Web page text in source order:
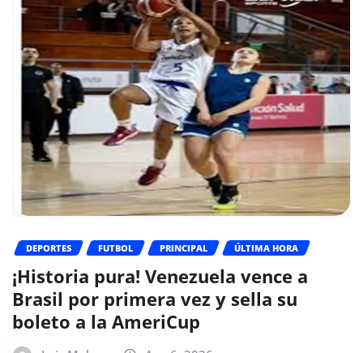
DEPORTES FUTBOL PRINCIPAL ÚLTIMA HORA
¡Historia pura! Venezuela vence a
Brasil por primera vez y sella su
boleto a la AmeriCup